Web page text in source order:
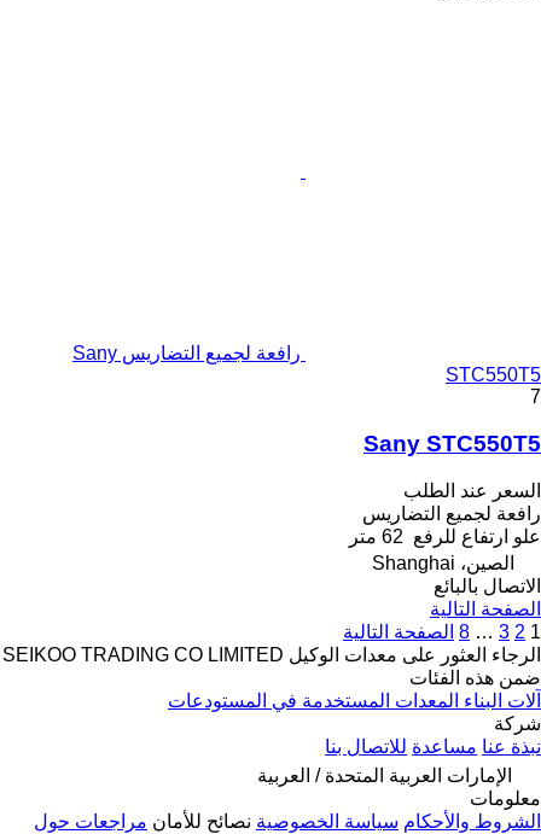
رافعة لجميع التضاريس Sany
STC550T5
7
Sany STC550T5
السعر عند الطلب
رافعة لجميع التضاريس
علو ارتفاع للرفع 62 متر
الصين، Shanghai
الاتصال بالبائع
الصفحة التالية
1
2
3
…
8 الصفحة التالية
الرجاء العثور على معدات الوكيل SEIKOO TRADING CO LIMITED
ضمن هذه الفئات
آلات البناء المعدات المستخدمة في المستودعات
شركة
نبذة عنا مساعدة للاتصال بنا
الإمارات العربية المتحدة / العربية
معلومات
الشروط والأحكام سياسة الخصوصية نصائح للأمان مراجعات حول